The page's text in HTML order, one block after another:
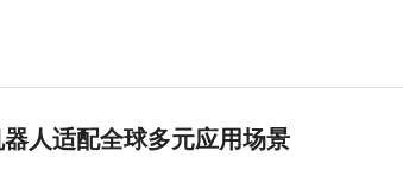
人适配全球多元应用场景